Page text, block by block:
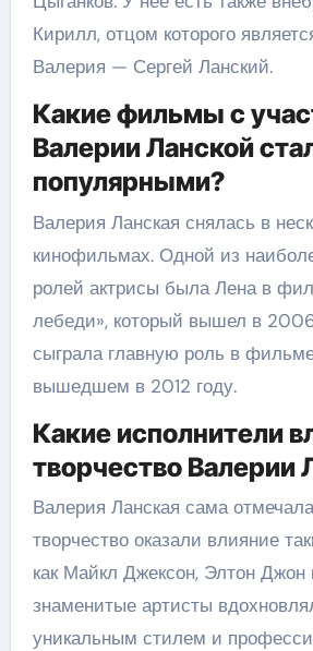
Кирилл, отцом которого
Валерия — Сергей Ланский.
Какие фильмы с
Валерии Ланской
популярными?
Валерия Ланская снялась в
кинофильмах. Одной из
ролей актрисы была Лена в
лебеди», который вышел в
сыграла главную роль в
вышедшем в 2012 году.
Какие исполнители
творчество Валерии
Валерия Ланская сама
творчество оказали влияние
как Майкл Джексон, Элтон
знаменитые артисты
уникальным стилем и